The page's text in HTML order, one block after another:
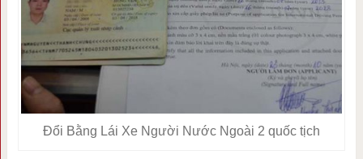
Đổi Bằng Lái Xe Người Nước Ngoài 2 quốc tịch